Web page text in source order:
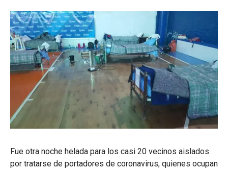
Fue otra noche helada para los casi 20 vecinos aislados
por tratarse de portadores de coronavirus, quienes ocupan